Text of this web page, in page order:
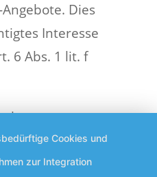
Dies
Interesse
6 Abs. 1 lit. f
zum
Cookies und
zur Integration